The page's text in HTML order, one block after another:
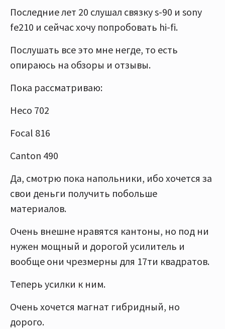
Последние лет 20 слушал связку s-90 и sony
fe210 и сейчас хочу попробовать hi-fi.
Послушать все это мне негде, то есть
опираюсь на обзоры и отзывы.
Пока рассматриваю:
Heco 702
Focal 816
Canton 490
Да, смотрю пока напольники, ибо хочется за
свои деньги получить побольше
материалов.
Очень внешне нравятся кантоны, но под ни
нужен мощный и дорогой усилитель и
вообще они чрезмерны для 17ти квадратов.
Теперь усилки к ним.
Очень хочется магнат гибридный, но
дорого.